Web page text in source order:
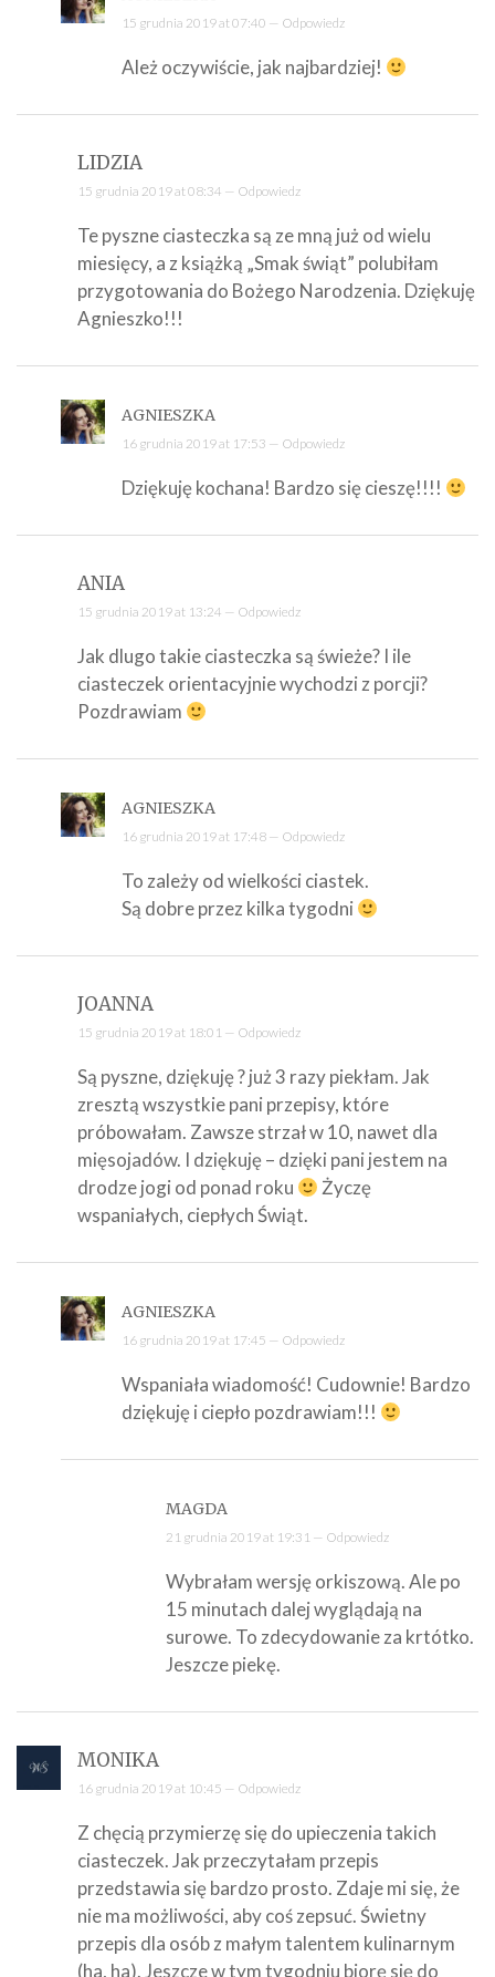
15 grudnia 2019 at 07:40 — Odpowiedz
Ależ oczywiście, jak najbardziej!
LIDZIA
15 grudnia 2019 at 08:34 — Odpowiedz
Te pyszne ciasteczka są ze mną już od wielu
miesięcy, a z książką „Smak świąt” polubiłam
przygotowania do Bożego Narodzenia. Dziękuję
Agnieszko!!!
AGNIESZKA
16 grudnia 2019 at 17:53 — Odpowiedz
Dziękuję kochana! Bardzo się cieszę!!!!
ANIA
15 grudnia 2019 at 13:24 — Odpowiedz
Jak dlugo takie ciasteczka są świeże? I ile
ciasteczek orientacyjnie wychodzi z porcji?
Pozdrawiam
AGNIESZKA
16 grudnia 2019 at 17:48 — Odpowiedz
To zależy od wielkości ciastek.
Są dobre przez kilka tygodni
JOANNA
15 grudnia 2019 at 18:01 — Odpowiedz
Są pyszne, dziękuję ? już 3 razy piekłam. Jak
zresztą wszystkie pani przepisy, które
próbowałam. Zawsze strzał w 10, nawet dla
mięsojadów. I dziękuję – dzięki pani jestem na
drodze jogi od ponad roku
Życzę
wspaniałych, ciepłych Świąt.
AGNIESZKA
16 grudnia 2019 at 17:45 — Odpowiedz
Wspaniała wiadomość! Cudownie! Bardzo
dziękuję i ciepło pozdrawiam!!!
MAGDA
21 grudnia 2019 at 19:31 — Odpowiedz
Wybrałam wersję orkiszową. Ale po
15 minutach dalej wyglądają na
surowe. To zdecydowanie za krtótko.
Jeszcze piekę.
MONIKA
16 grudnia 2019 at 10:45 — Odpowiedz
Z chęcią przymierzę się do upieczenia takich
ciasteczek. Jak przeczytałam przepis
przedstawia się bardzo prosto. Zdaje mi się, że
nie ma możliwości, aby coś zepsuć. Świetny
przepis dla osób z małym talentem kulinarnym
(ha, ha). Jeszcze w tym tygodniu biorę się do